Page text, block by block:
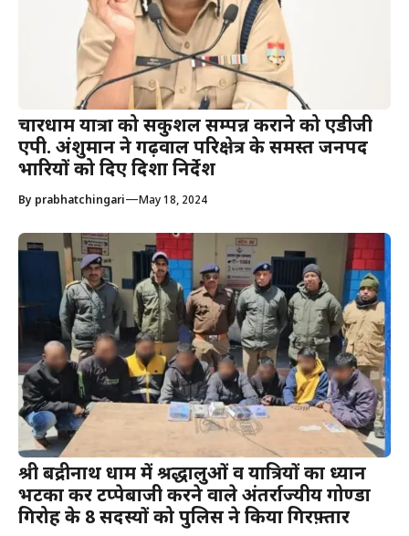
चारधाम यात्रा को सकुशल सम्पन्न कराने को एडीजी
एपी. अंशुमान ने गढ़वाल परिक्षेत्र के समस्त जनपद
प्रभारियों को दिए दिशा निर्देश
By prabhatchingari—May 18, 2024
श्री बद्रीनाथ धाम में श्रद्धालुओं व यात्रियों का ध्यान
भटका कर टप्पेबाजी करने वाले अंतर्राज्यीय गोण्डा
गिरोह के 8 सदस्यों को पुलिस ने किया गिरफ़्तार